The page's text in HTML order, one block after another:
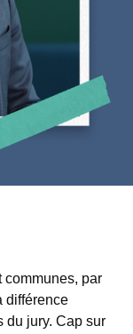
communes, par
différence
du jury. Cap sur